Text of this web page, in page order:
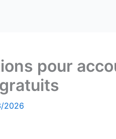
pour
2026